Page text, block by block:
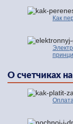
Как
О счетчиках на